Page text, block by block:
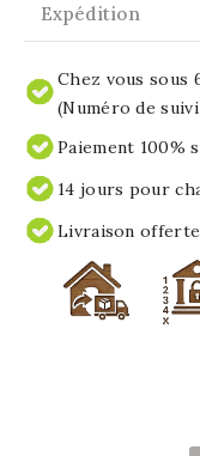
Expédition
Chez vous sous
(Numéro de
Paiement 100%
14 jours pour
Livraison